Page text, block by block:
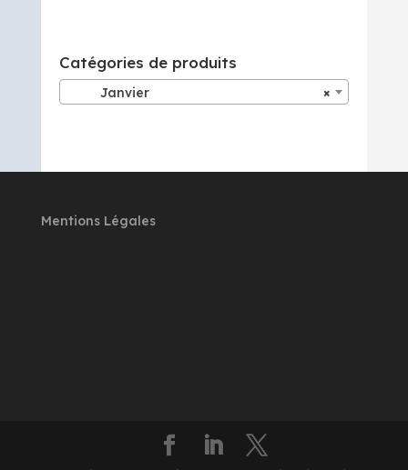
Catégories de produits
×
Janvier
Mentions Légales